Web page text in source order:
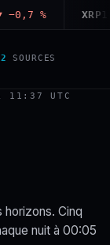
% XRP
SOURCES
11:37 UTC
horizons. Cinq
nuit à 00:05